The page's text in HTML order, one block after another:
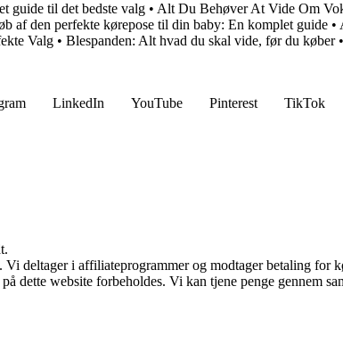
guide til det bedste valg • Alt Du Behøver At Vide Om
af den perfekte kørepose til din baby: En komplet guide •
Valg • Blespanden: Alt hvad du skal vide, før du køber•
LinkedIn YouTube Pinterest TikTok
deltager i affiliateprogrammer og modtager betaling for
dette website forbeholdes. Vi kan tjene penge gennem